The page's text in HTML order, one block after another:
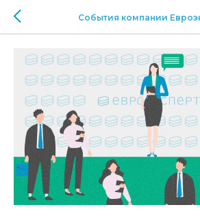
События компании